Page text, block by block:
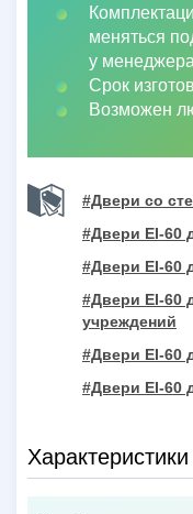
меняться
у
Срок
Возможен
#Двери со
#Двери EI-60
#Двери EI-60
#Двери EI-60
учреждений
#Двери EI-60
#Двери EI-60
Характеристики